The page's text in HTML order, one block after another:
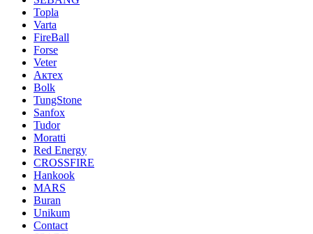
Topla
Varta
FireBall
Forse
Veter
Актех
Bolk
TungStone
Sanfox
Tudor
Moratti
Red Energy
CROSSFIRE
Hankook
MARS
Buran
Unikum
Contact